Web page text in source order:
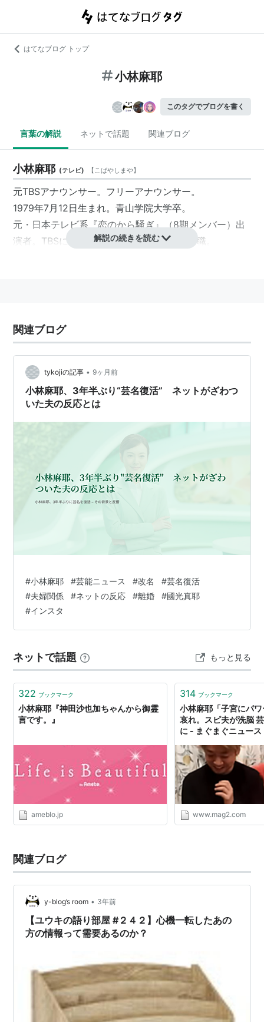
はてなブログ トップ
小林麻耶
このタグでブログを書く
言葉の解説 ネットで話題 関連ブログ
小林麻耶 (テレビ) 【こばやしまや】
元TBSアナウンサー。 フリーアナウンサー。
1979年7月12日生まれ。青山学院大学卒。
元・日本テレビ系『恋のから騒ぎ』（8期メンバー）出
演者。TBSに2003年入社。2009年3月に退職。
小林麻耶の本に会いたい（BSジャパン、2010年4月1
日 - ）
過去
がっちりアカデミー!!
解説の続きを読む
関連ブログ
tykojiの記事 • 9ヶ月前
小林麻耶、3年半ぶり“芸名復活” ネットがざわつ
いた夫の反応とは
#小林麻耶 #芸能ニュース #改名 #芸名復活
#夫婦関係 #ネットの反応 #離婚 #國光真耶
#インスタ
ネットで話題 もっと見る
322 ブックマーク
小林麻耶『神田沙也加ちゃんから御霊
言です。』
ameblo.jp
314 ブックマーク
小林麻耶「子宮にパ
哀れ。スピ夫が洗脳
に - まぐまぐニュース
www.mag2.com
関連ブログ
y-blog’s room • 3年前
【ユウキの語り部屋 #２４２】心機一転したあの
方の情報って需要あるのか？